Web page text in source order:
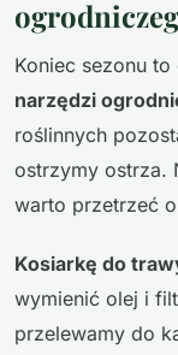
Koniec sezonu to
narzędzi
roślinnych
ostrzymy ostrza.
warto przetrzeć
Kosiarkę do
wymienić olej i
przelewamy do